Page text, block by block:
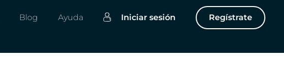
Blog Ayuda Iniciar sesión Regístrate